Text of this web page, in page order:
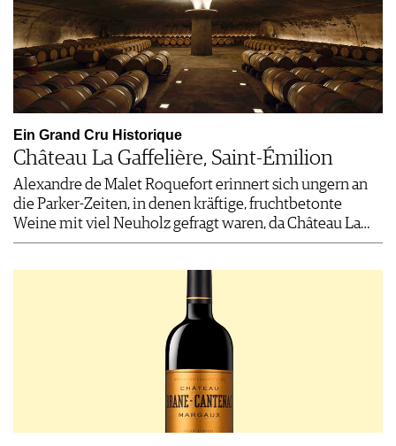
Ein Grand Cru Historique
Château La Gaffelière, Saint-Émilion
Alexandre de Malet Roquefort erinnert sich ungern an
die Parker-Zeiten, in denen kräftige, fruchtbetonte
Weine mit viel Neuholz gefragt waren, da Château La…